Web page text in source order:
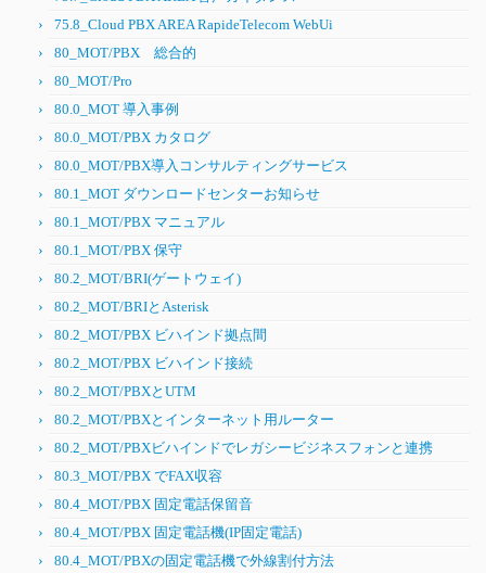
75.8_Cloud PBX AREA RapideTelecom WebUi
80_MOT/PBX 総合的
80_MOT/Pro
80.0_MOT 導入事例
80.0_MOT/PBX カタログ
80.0_MOT/PBX導入コンサルティングサービス
80.1_MOT ダウンロードセンターお知らせ
80.1_MOT/PBX マニュアル
80.1_MOT/PBX 保守
80.2_MOT/BRI(ゲートウェイ)
80.2_MOT/BRIとAsterisk
80.2_MOT/PBX ビハインド拠点間
80.2_MOT/PBX ビハインド接続
80.2_MOT/PBXとUTM
80.2_MOT/PBXとインターネット用ルーター
80.2_MOT/PBXビハインドでレガシービジネスフォンと連携
80.3_MOT/PBX でFAX収容
80.4_MOT/PBX 固定電話保留音
80.4_MOT/PBX 固定電話機(IP固定電話)
80.4_MOT/PBXの固定電話機で外線割付方法